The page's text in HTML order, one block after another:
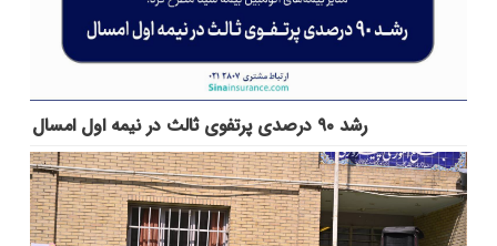
رشد ۹۰ درصدی پرتفوی ثالث در نیمه اول امسال